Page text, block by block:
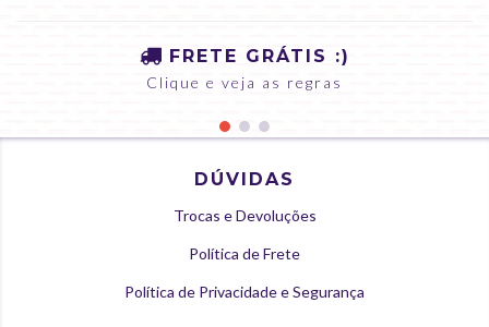
FRETE GRÁTIS :)
Clique e veja as regras
DÚVIDAS
Trocas e Devoluções
Política de Frete
Política de Privacidade e Segurança